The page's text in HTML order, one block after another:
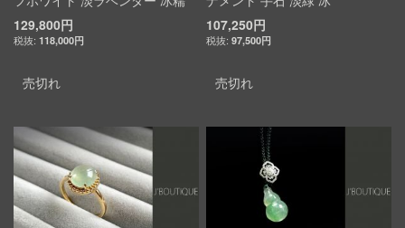
129,800円
118,000円
売切れ
107,250円
97,500円
売切れ